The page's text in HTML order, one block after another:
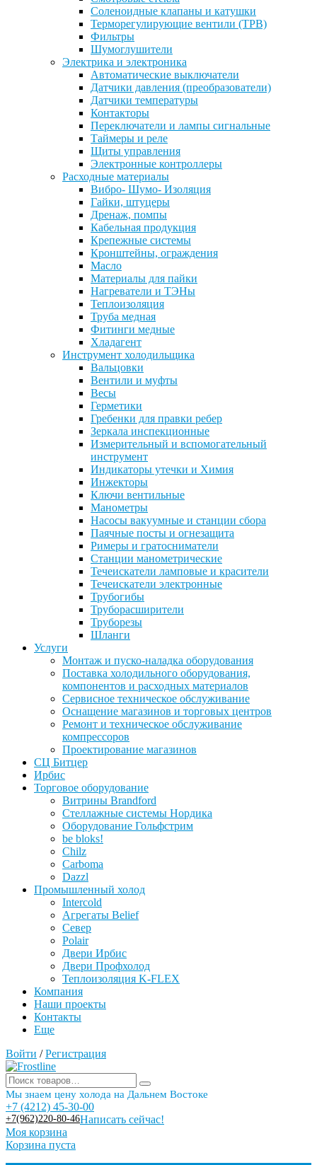
Соленоидные клапаны и катушки
Терморегулирующие вентили (ТРВ)
Фильтры
Шумоглушители
Электрика и электроника
Автоматические выключатели
Датчики давления (преобразователи)
Датчики температуры
Контакторы
Переключатели и лампы сигнальные
Таймеры и реле
Щиты управления
Электронные контроллеры
Расходные материалы
Вибро- Шумо- Изоляция
Гайки, штуцеры
Дренаж, помпы
Кабельная продукция
Крепежные системы
Кронштейны, ограждения
Масло
Материалы для пайки
Нагреватели и ТЭНы
Теплоизоляция
Труба медная
Фитинги медные
Хладагент
Инструмент холодильщика
Вальцовки
Вентили и муфты
Весы
Герметики
Гребенки для правки ребер
Зеркала инспекционные
Измерительный и вспомогательный
инструмент
Индикаторы утечки и Химия
Инжекторы
Ключи вентильные
Манометры
Насосы вакуумные и станции сбора
Паячные посты и огнезащита
Римеры и гратосниматели
Станции манометрические
Течеискатели ламповые и красители
Течеискатели электронные
Трубогибы
Труборасширители
Труборезы
Шланги
Услуги
Монтаж и пуско-наладка оборудования
Поставка холодильного оборудования,
компонентов и расходных материалов
Сервисное техническое обслуживание
Оснащение магазинов и торговых центров
Ремонт и техническое обслуживание
компрессоров
Проектирование магазинов
СЦ Битцер
Ирбис
Торговое оборудование
Витрины Brandford
Стеллажные системы Нордика
Оборудование Гольфстрим
be bloks!
Chilz
Carboma
Dazzl
Промышленный холод
Intercold
Агрегаты Belief
Север
Polair
Двери Ирбис
Двери Профхолод
Теплоизоляция K-FLEX
Компания
Наши проекты
Контакты
Еще
Войти / Регистрация
Мы знаем цену холода на Дальнем Востоке
+7 (4212) 45-30-00
+7(962)220-80-46Написать сейчас!
Моя корзина
Корзина пуста